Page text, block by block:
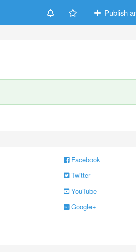
Publish
Facebook
Twitter
YouTube
Google+